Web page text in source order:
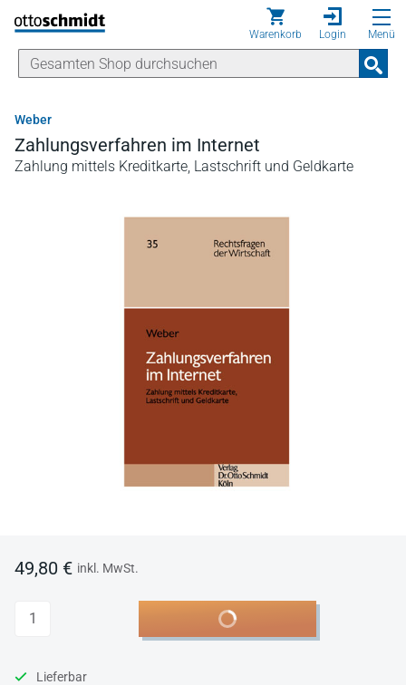
Direkt zum Inhalt
Warenkorb Login Menü
Weber
Zahlungsverfahren im Internet
Zahlung mittels Kreditkarte, Lastschrift und Geldkarte
49,80 € inkl. MwSt.
Anzahl In den Warenkorb
Lieferbar